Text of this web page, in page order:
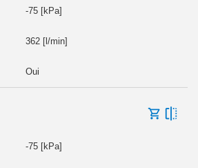
-75 [kPa]
362 [l/min]
Oui
-75 [kPa]